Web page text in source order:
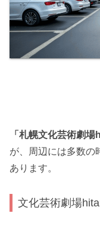
「札幌文化芸術劇場
が、周辺には多数の
あります。
文化芸術劇場